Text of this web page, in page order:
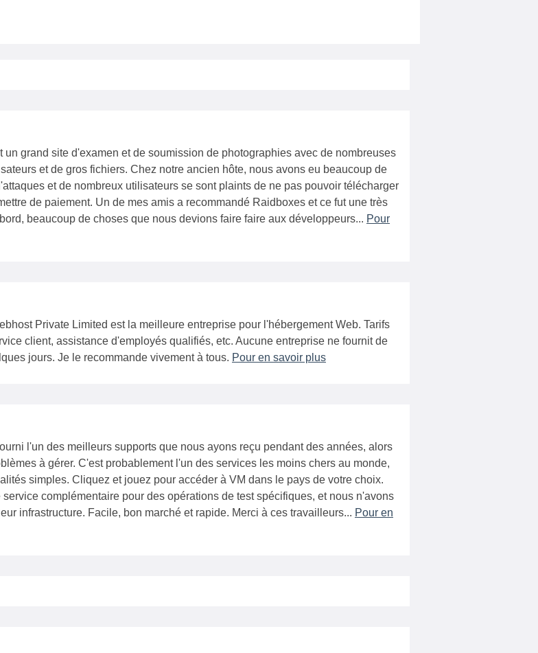
un grand site d'examen et de soumission de photographies avec de nombreuses
et de gros fichiers. Chez notre ancien hôte, nous avons eu beaucoup de
et de nombreux utilisateurs se sont plaints de ne pas pouvoir télécharger
de paiement. Un de mes amis a recommandé Raidboxes et ce fut une très
beaucoup de choses que nous devions faire faire aux développeurs... Pour
Private Limited est la meilleure entreprise pour l'hébergement Web. Tarifs
client, assistance d'employés qualifiés, etc. Aucune entreprise ne fournit de
jours. Je le recommande vivement à tous. Pour en savoir plus
l'un des meilleurs supports que nous ayons reçu pendant des années, alors
à gérer. C'est probablement l'un des services les moins chers au monde,
simples. Cliquez et jouez pour accéder à VM dans le pays de votre choix.
complémentaire pour des opérations de test spécifiques, et nous n'avons
infrastructure. Facile, bon marché et rapide. Merci à ces travailleurs... Pour en